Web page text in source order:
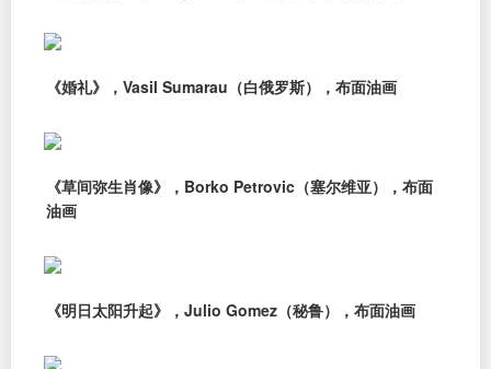
《婚礼》，Vasil Sumarau（白俄罗斯），布面油画
《草间弥生肖像》，Borko Petrovic（塞尔维亚），布面
油画
《明日太阳升起》，Julio Gomez（秘鲁），布面油画